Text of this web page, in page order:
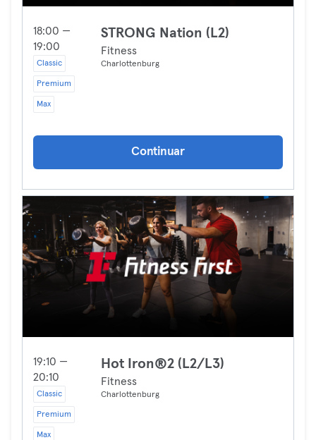
18:00 —
19:00
Classic
Premium
Max
STRONG Nation (L2)
Fitness
Charlottenburg
Continuar
19:10 —
20:10
Classic
Premium
Max
Hot Iron®2 (L2/L3)
Fitness
Charlottenburg